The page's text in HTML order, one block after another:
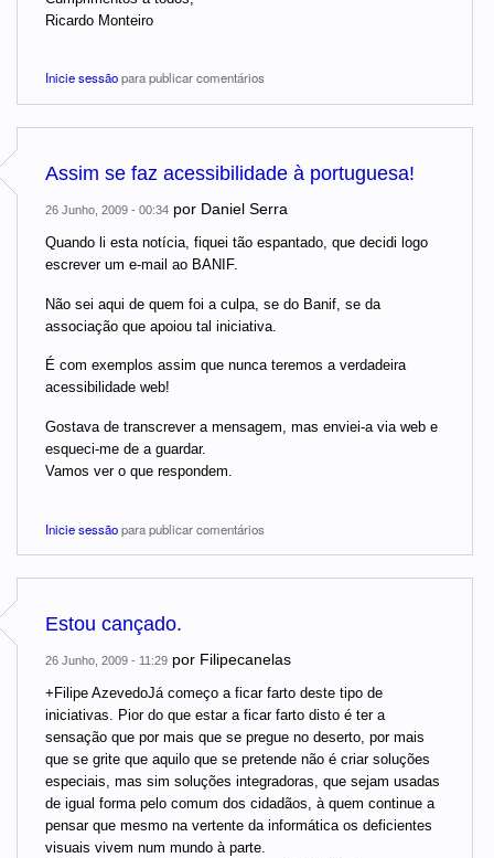
Ricardo Monteiro
Inicie sessãopara publicar comentários
Assim se faz acessibilidade à portuguesa!
26 Junho, 2009 - 00:34 por Daniel Serra
Quando li esta notícia, fiquei tão espantado, que decidi logo
escrever um e-mail ao BANIF.
Não sei aqui de quem foi a culpa, se do Banif, se da
associação que apoiou tal iniciativa.
É com exemplos assim que nunca teremos a verdadeira
acessibilidade web!
Gostava de transcrever a mensagem, mas enviei-a via web e
esqueci-me de a guardar.
Vamos ver o que respondem.
Inicie sessãopara publicar comentários
Estou cançado.
26 Junho, 2009 - 11:29 por Filipecanelas
+Filipe AzevedoJá começo a ficar farto deste tipo de
iniciativas. Pior do que estar a ficar farto disto é ter a
sensação que por mais que se pregue no deserto, por mais
que se grite que aquilo que se pretende não é criar soluções
especiais, mas sim soluções integradoras, que sejam usadas
de igual forma pelo comum dos cidadãos, à quem continue a
pensar que mesmo na vertente da informática os deficientes
visuais vivem num mundo à parte.